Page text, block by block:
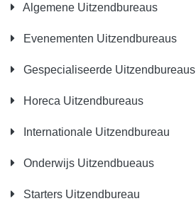
Algemene Uitzendbureaus
Evenementen Uitzendbureaus
Gespecialiseerde Uitzendbureaus
Horeca Uitzendbureaus
Internationale Uitzendbureau
Onderwijs Uitzendbueaus
Starters Uitzendbureau